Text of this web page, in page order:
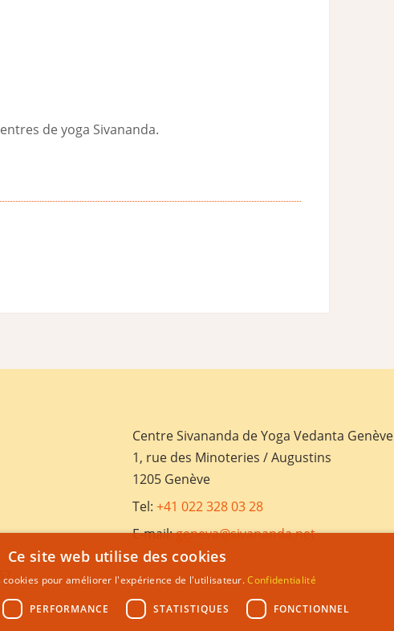
de yoga Sivananda.
Centre Sivananda de Yoga Vedanta Genève
1, rue des Minoteries / Augustins
1205 Genève
Tel: +41 022 328 03 28
E-mail:geneva@sivananda.net
Ce site web utilise des cookies
cookies pour améliorer l'expérience de l'utilisateur.Confidentialité
PERFORMANCE STATISTIQUES FONCTIONNEL